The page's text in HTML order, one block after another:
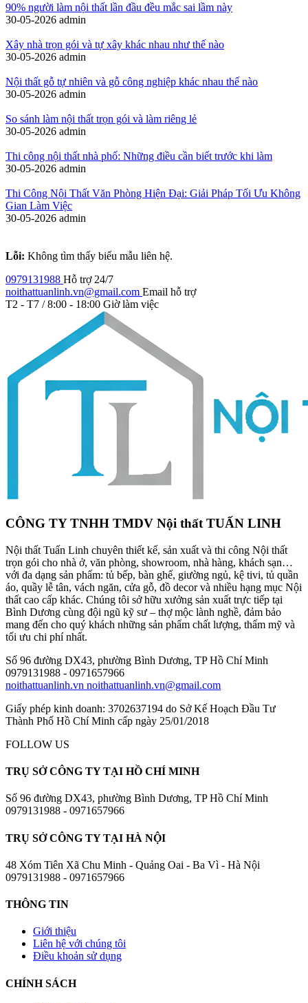
90% người làm nội thất lần đầu đều mắc sai lầm này
30-05-2026 admin
Xây nhà trọn gói và tự xây khác nhau như thế nào
30-05-2026 admin
Nội thất gỗ tự nhiên và gỗ công nghiệp khác nhau thế nào
30-05-2026 admin
So sánh làm nội thất trọn gói và làm riêng lẻ
30-05-2026 admin
Thi công nội thất nhà phố: Những điều cần biết trước khi làm
30-05-2026 admin
Thi Công Nội Thất Văn Phòng Hiện Đại: Giải Pháp Tối Ưu Không
Gian Làm Việc
30-05-2026 admin
Lỗi: Không tìm thấy biểu mẫu liên hệ.
0979131988 Hỗ trợ 24/7
noithattuanlinh.vn@gmail.com Email hỗ trợ
T2 - T7 / 8:00 - 18:00 Giờ làm việc
CÔNG TY TNHH TMDV Nội thất TUẤN LINH
Nội thất Tuấn Linh chuyên thiết kế, sản xuất và thi công Nội thất
trọn gói cho nhà ở, văn phòng, showroom, nhà hàng, khách sạn…
với đa dạng sản phẩm: tủ bếp, bàn ghế, giường ngủ, kệ tivi, tủ quần
áo, quầy lễ tân, vách ngăn, cửa gỗ, đồ decor và nhiều hạng mục Nội
thất cao cấp khác. Chúng tôi sở hữu xưởng sản xuất trực tiếp tại
Bình Dương cùng đội ngũ kỹ sư – thợ mộc lành nghề, đảm bảo
mang đến cho quý khách những sản phẩm chất lượng, thẩm mỹ và
tối ưu chi phí nhất.
Số 96 đường DX43, phường Bình Dương, TP Hồ Chí Minh
0979131988 - 0971657966
noithattuanlinh.vn noithattuanlinh.vn@gmail.com
Giấy phép kinh doanh: 3702637194 do Sở Kế Hoạch Đầu Tư
Thành Phố Hồ Chí Minh cấp ngày 25/01/2018
FOLLOW US
TRỤ SỞ CÔNG TY TẠI HỒ CHÍ MINH
Số 96 đường DX43, phường Bình Dương, TP Hồ Chí Minh
0979131988 - 0971657966
TRỤ SỞ CÔNG TY TẠI HÀ NỘI
48 Xóm Tiên Xã Chu Minh - Quảng Oai - Ba Vì - Hà Nội
0979131988 - 0971657966
THÔNG TIN
Giới thiệu
Liên hệ với chúng tôi
Điều khoản sử dụng
CHÍNH SÁCH